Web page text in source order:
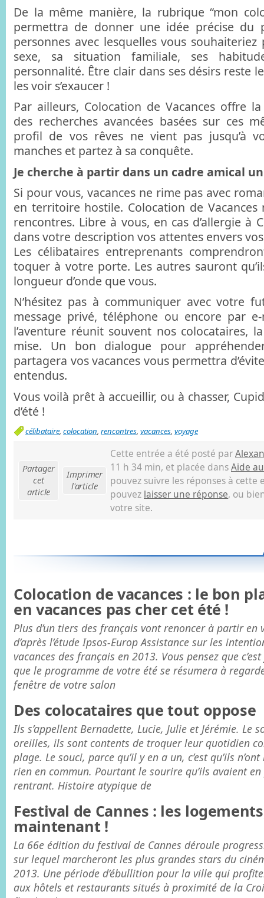
De la même manière, la rubrique “mon
permettra de donner une idée précise
personnes avec lesquelles vous souhaiteriez
sexe, sa situation familiale, ses
personnalité. Être clair dans ses désirs reste
les voir s’exaucer !
Par ailleurs, Colocation de Vacances offre
des recherches avancées basées sur ces
profil de vos rêves ne vient pas jusqu’à
manches et partez à sa conquête.
Je cherche à partir dans un cadre amical
Si pour vous, vacances ne rime pas avec
en territoire hostile. Colocation de Vacances
rencontres. Libre à vous, en cas d’allergie à
dans votre description vos attentes envers
Les célibataires entreprenants
toquer à votre porte. Les autres sauront
longueur d’onde que vous.
N’hésitez pas à communiquer avec votre
message privé, téléphone ou encore par
l’aventure réunit souvent nos colocataires,
mise. Un bon dialogue pour
partagera vos vacances vous permettra
entendus.
Vous voilà prêt à accueillir, ou à chasser,
d’été !
célibataire, colocation, rencontres, vacances, voyage
Partager
cet
article
Imprimer
l'article
Cette entrée a été posté par
11 h 34 min, et placée dansAide
pouvez suivre les réponses à cette
pouvez laisser une réponse, ou
votre site.
Colocation de vacances : le bon
en vacances pas cher cet été !
Plus d’un tiers des français vont renoncer à partir en
d’après l’étude Ipsos-Europ Assistance sur les
vacances des français en 2013. Vous pensez que
que le programme de votre été se résumera à
fenêtre de votre salon
Des colocataires que tout oppose
Ils s’appellent Bernadette, Lucie, Julie et Jérémie. Le
oreilles, ils sont contents de troquer leur quotidien
plage. Le souci, parce qu’il y en a un, c’est qu’ils
rien en commun. Pourtant le sourire qu’ils avaient
rentrant. Histoire atypique de
Festival de Cannes : les
maintenant !
La 66e édition du festival de Cannes déroule
sur lequel marcheront les plus grandes stars du
2013. Une période d’ébullition pour la ville qui
aux hôtels et restaurants situés à proximité de la